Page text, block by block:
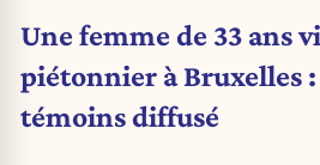
Une femme de 33 ans
piétonnier à Bruxelles
témoins diffusé